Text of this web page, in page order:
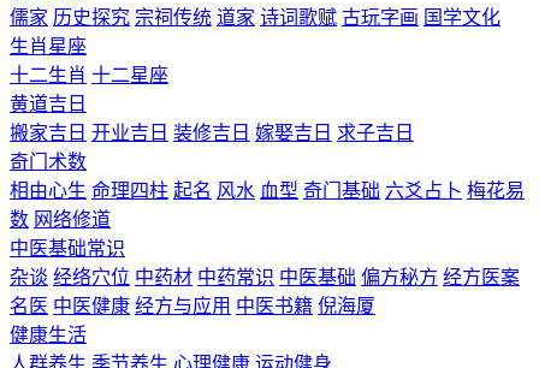
儒家 历史探究 宗祠传统 道家 诗词歌赋 古玩字画 国学文化
生肖星座
十二生肖 十二星座
黄道吉日
搬家吉日 开业吉日 装修吉日 嫁娶吉日 求子吉日
奇门术数
相由心生 命理四柱 起名 风水 血型 奇门基础 六爻占卜 梅花易
数 网络修道
中医基础常识
杂谈 经络穴位 中药材 中药常识 中医基础 偏方秘方 经方医案
名医 中医健康 经方与应用 中医书籍 倪海厦
健康生活
人群养生 季节养生 心理健康 运动健身